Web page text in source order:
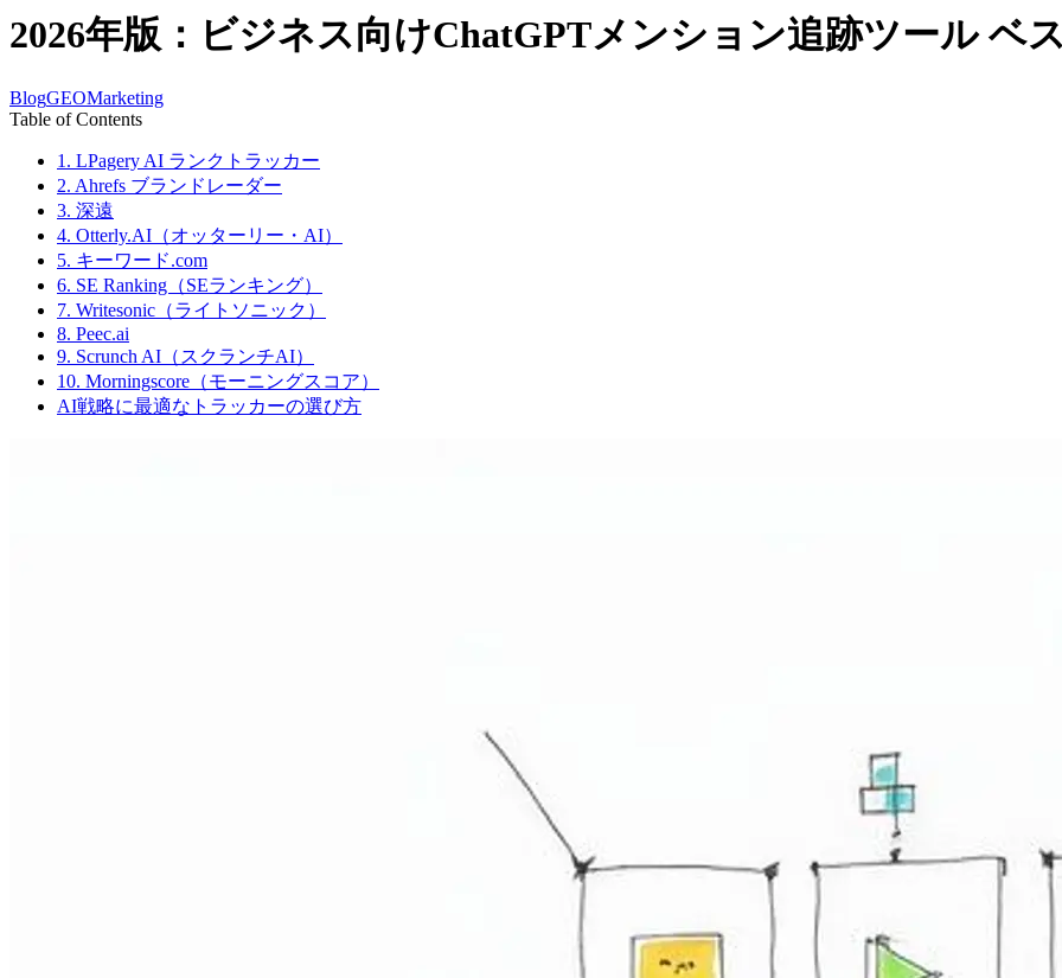
2026年版：ビジネス向けChatGPTメンション追跡ツール ベ
BlogGEOMarketing
Table of Contents
1. LPagery AI ランクトラッカー
2. Ahrefs ブランドレーダー
3. 深遠
4. Otterly.AI（オッターリー・AI）
5. キーワード.com
6. SE Ranking（SEランキング）
7. Writesonic（ライトソニック）
8. Peec.ai
9. Scrunch AI（スクランチAI）
10. Morningscore（モーニングスコア）
AI戦略に最適なトラッカーの選び方